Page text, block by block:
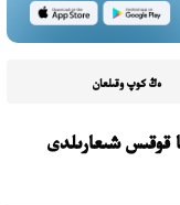
ەڭ كوپ وقىلعان